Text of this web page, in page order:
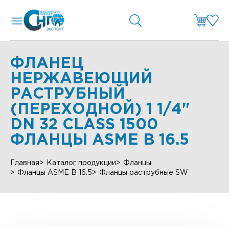
ФЛАНЕЦ
НЕРЖАВЕЮЩИЙ
РАСТРУБНЫЙ
(ПЕРЕХОДНОЙ) 1 1/4"
DN 32 CLASS 1500
ФЛАНЦЫ ASME B 16.5
Главная Каталог продукции
Фланцы
Фланцы ASME B 16.5
Фланцы раструбные SW